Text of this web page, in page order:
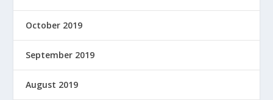
October 2019
September 2019
August 2019